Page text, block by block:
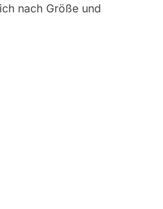
nach Größe und